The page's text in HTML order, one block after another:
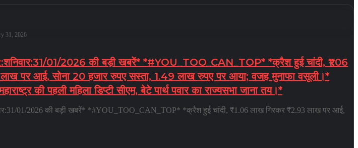
31, 2026
01/2026 की बड़ी खबरें* *#YOU_TOO_CAN_TOP* *क्रैश हुई चांदी, ₹1.06
पर आई, सोना 20 हजार रुपए सस्ता, 1.49 लाख रुपए पर आया; वजह मुनाफा वसूली।*
की पहली महिला डिप्टी सीएम, बेटे पार्थ पवार का राज्यसभा जाना तय।*
01/2026 की बड़ी खबरें* *#YOU_TOO_CAN_TOP* *क्रैश हुई चांदी, ₹1.06 लाख गिरकर ₹2.93 लाख पर आई,